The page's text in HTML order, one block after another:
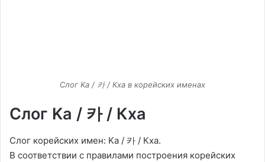
Слог Ka / 카 / Кха в корейских именах
Слог Ka / 카 / Кха
Слог корейских имен: Ka / 카 / Кха.
В соответствии с правилами построения корейских